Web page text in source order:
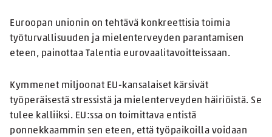
Euroopan unionin on tehtävä konkreettisia toimia
työturvallisuuden ja mielenterveyden parantamisen
eteen, painottaa Talentia eurovaalitavoitteissaan.
Kymmenet miljoonat EU-kansalaiset kärsivät
työperäisestä stressistä ja mielenterveyden häiriöistä. Se
tulee kalliiksi. EU:ssa on toimittava entistä
ponnekkaammin sen eteen, että työpaikoilla voidaan